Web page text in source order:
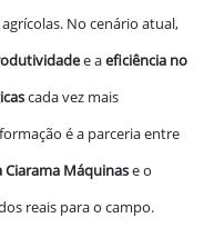
No cenário atual,
e aeficiência no
cada vez mais
é a parceria entre
Ciarama Máquinase o
reais para o campo.